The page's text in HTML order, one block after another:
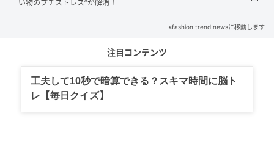
い物のプチストレス”が解消！
※fashion trend newsに移動します
注目コンテンツ
工夫して10秒で暗算できる？スキマ時間に脳ト
レ【毎日クイズ】